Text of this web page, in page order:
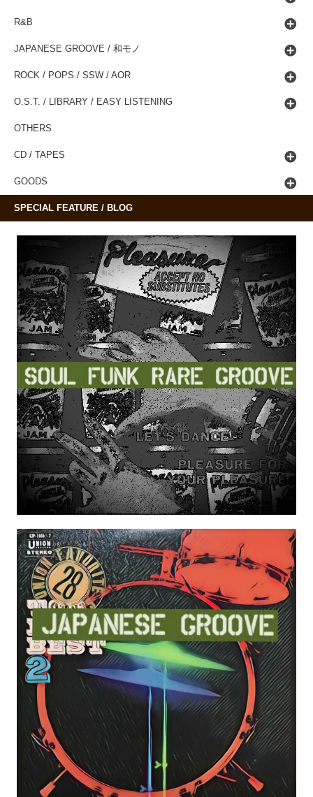
R&B
JAPANESE GROOVE / 和モノ
ROCK / POPS / SSW / AOR
O.S.T. / LIBRARY / EASY LISTENING
OTHERS
CD / TAPES
GOODS
SPECIAL FEATURE / BLOG